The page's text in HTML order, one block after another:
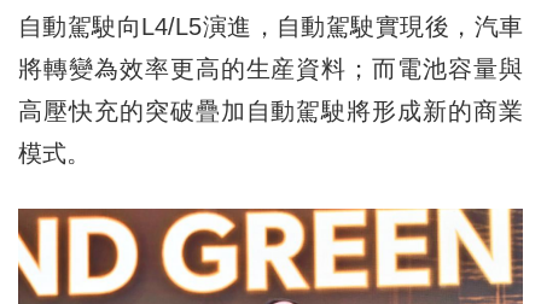
自動駕駛向L4/L5演進，自動駕駛實現後，汽車
將轉變為效率更高的生産資料；而電池容量與
高壓快充的突破疊加自動駕駛將形成新的商業
模式。